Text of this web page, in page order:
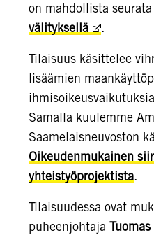
on mahdollista seurata
välityksellä
.
Tilaisuus käsittelee
lisäämien
Samalla kuulemme
Saamelaisneuvoston
Oikeudenmukainen
yhteistyöprojektista.
Tilaisuudessa ovat
puheenjohtaja